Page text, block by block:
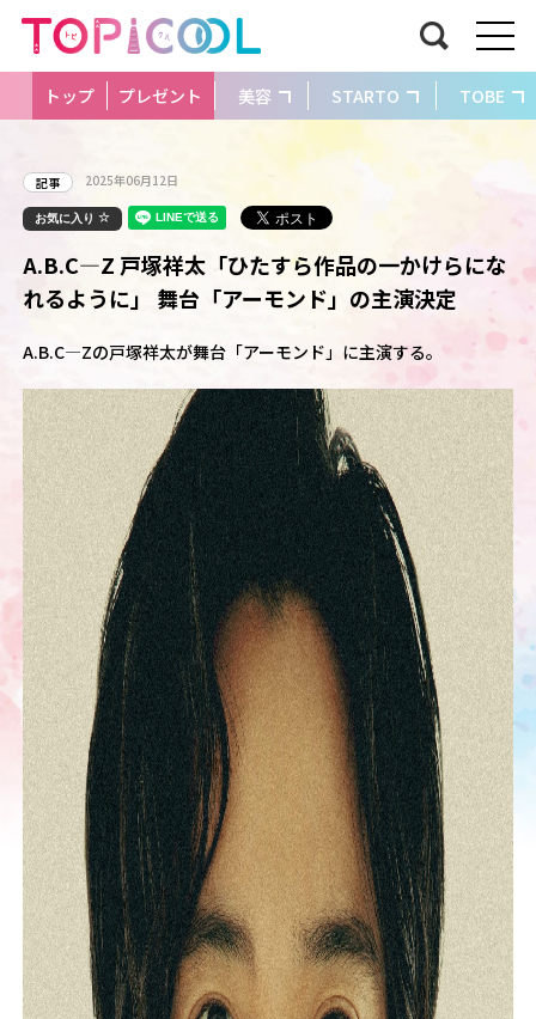
トップ プレゼント 美容 STARTO TOBE
記事 2025年06月12日
お気に入り
A.B.C―Z 戸塚祥太「ひたすら作品の一かけらにな
れるように」 舞台「アーモンド」の主演決定
A.B.C―Zの戸塚祥太が舞台「アーモンド」に主演する。